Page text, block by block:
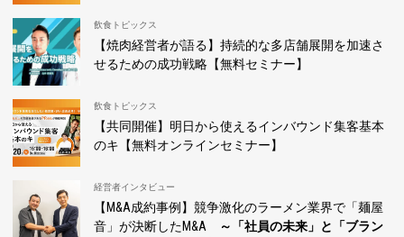
飲食トピックス
【焼肉経営者が語る】持続的な多店舗展開を加速さ
せるための成功戦略【無料セミナー】
飲食トピックス
【共同開催】明日から使えるインバウンド集客基本
のキ【無料オンラインセミナー】
経営者インタビュー
【M&A成約事例】競争激化のラーメン業界で「麺屋
音」が決断したM&A
～「社員の未来」と「ブラン